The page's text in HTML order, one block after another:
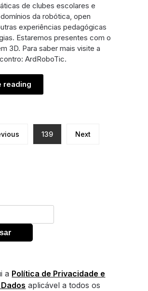
de clubes escolares e
da robótica, open
experiências pedagógicas
Estaremos presentes com o
3D. Para saber mais visite a
ArdRoboTic.
reading
139 Next
a Política de Privacidade e
aplicável a todos os